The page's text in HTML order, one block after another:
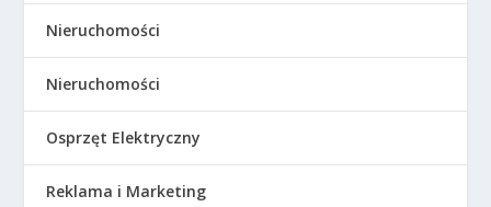
Nieruchomości
Nieruchomości
Osprzęt Elektryczny
Reklama i Marketing